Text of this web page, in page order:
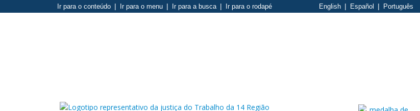
Ir para o conteúdo Ir para o menu Ir para a busca Ir para o rodapé English Español Português